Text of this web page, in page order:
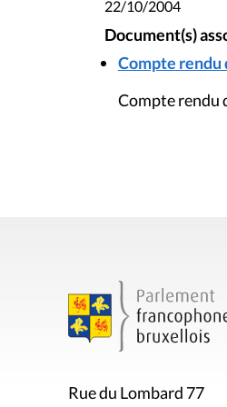
22/10/2004
Document(s)
Compte rendu
Compte rendu
Rue du Lombard 77